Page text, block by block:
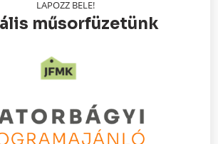
LAPOZZ BELE!
műsorfüzetünk